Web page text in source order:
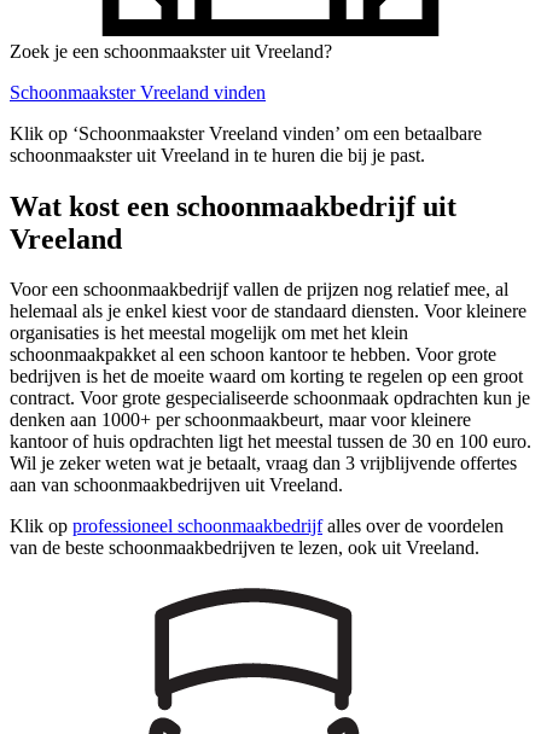
Zoek je een schoonmaakster uit Vreeland?
Schoonmaakster Vreeland vinden
Klik op ‘Schoonmaakster Vreeland vinden’ om een betaalbare
schoonmaakster uit Vreeland in te huren die bij je past.
Wat kost een schoonmaakbedrijf uit
Vreeland
Voor een schoonmaakbedrijf vallen de prijzen nog relatief mee, al
helemaal als je enkel kiest voor de standaard diensten. Voor kleinere
organisaties is het meestal mogelijk om met het klein
schoonmaakpakket al een schoon kantoor te hebben. Voor grote
bedrijven is het de moeite waard om korting te regelen op een groot
contract. Voor grote gespecialiseerde schoonmaak opdrachten kun je
denken aan 1000+ per schoonmaakbeurt, maar voor kleinere
kantoor of huis opdrachten ligt het meestal tussen de 30 en 100 euro.
Wil je zeker weten wat je betaalt, vraag dan 3 vrijblijvende offertes
aan van schoonmaakbedrijven uit Vreeland.
Klik op professioneel schoonmaakbedrijfalles over de voordelen
van de beste schoonmaakbedrijven te lezen, ook uit Vreeland.